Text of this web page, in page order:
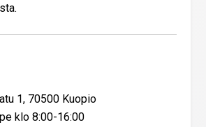
1, 70500 Kuopio
klo 8:00-16:00